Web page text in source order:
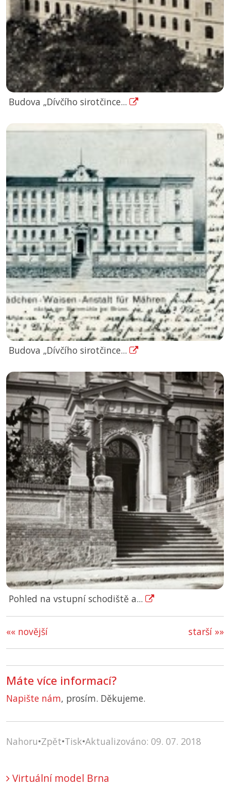
Budova „Dívčího sirotčince...
Budova „Dívčího sirotčince...
Pohled na vstupní schodiště a...
starší »»
«« novější
Máte více informací?
Napište nám, prosím. Děkujeme.
Nahoru•Zpět•Tisk•Aktualizováno: 09. 07. 2018
Virtuální model Brna